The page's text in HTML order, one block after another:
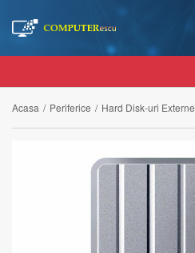
Acasa / Periferice / Hard Disk-uri Externe